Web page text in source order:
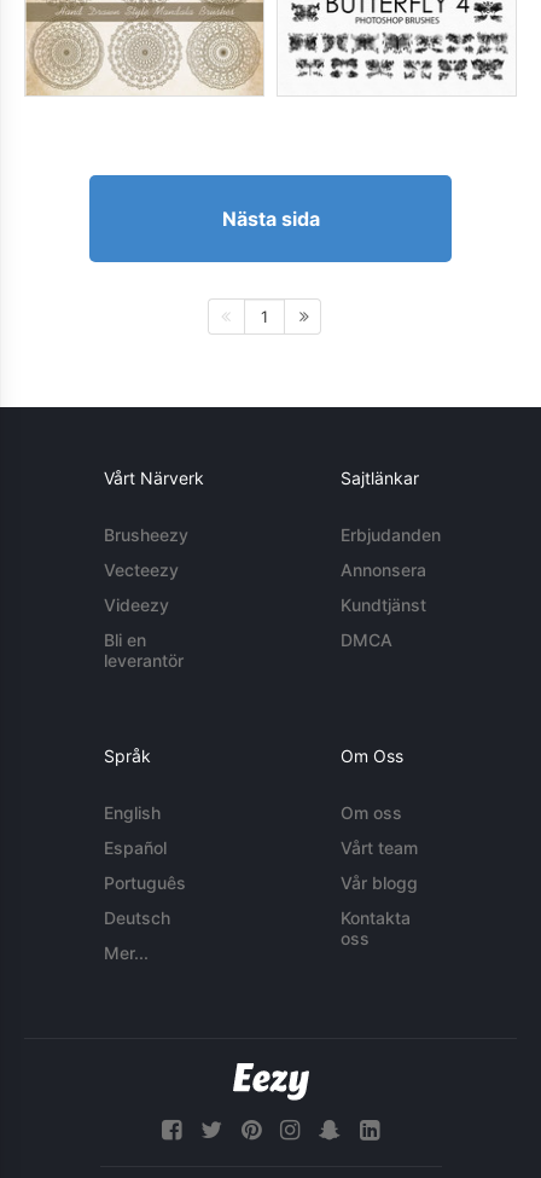
Nästa sida
1
Vårt Närverk
Brusheezy
Vecteezy
Videezy
Bli en
leverantör
Sajtlänkar
Erbjudanden
Annonsera
Kundtjänst
DMCA
Språk
English
Español
Português
Deutsch
Mer...
Om Oss
Om oss
Vårt team
Vår blogg
Kontakta
oss